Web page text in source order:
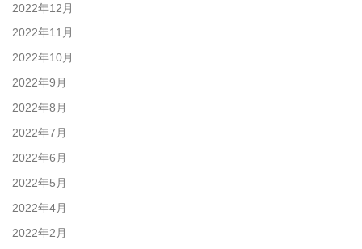
2022年12月
2022年11月
2022年10月
2022年9月
2022年8月
2022年7月
2022年6月
2022年5月
2022年4月
2022年2月